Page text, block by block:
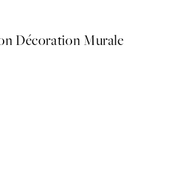
Décoration Murale